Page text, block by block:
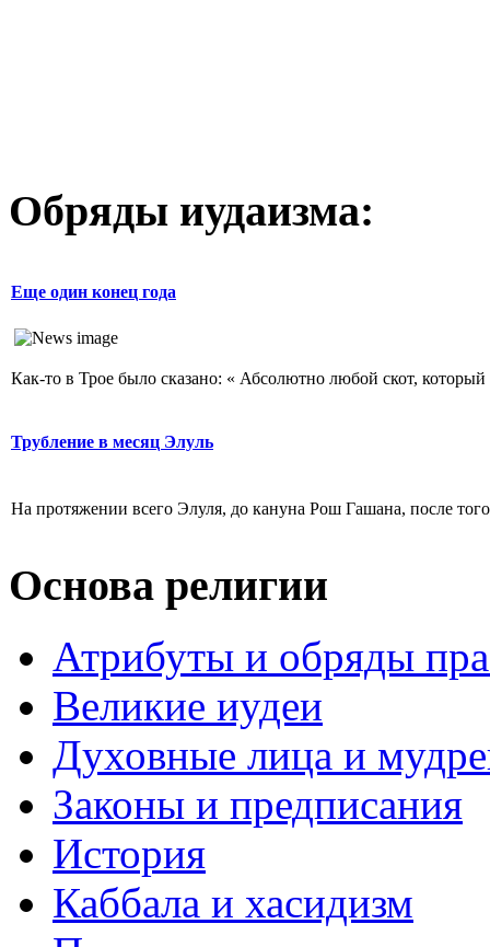
Обряды иудаизма:
Еще один конец года
Как-то в Трое было сказано: « Абсолютно любой скот,
Трубление в месяц Элуль
На протяжении всего Элуля, до кануна Рош Гашана, после
Основа религии
Атрибуты и обряды
Великие иудеи
Духовные лица и
Законы и предписания
История
Каббала и хасидизм